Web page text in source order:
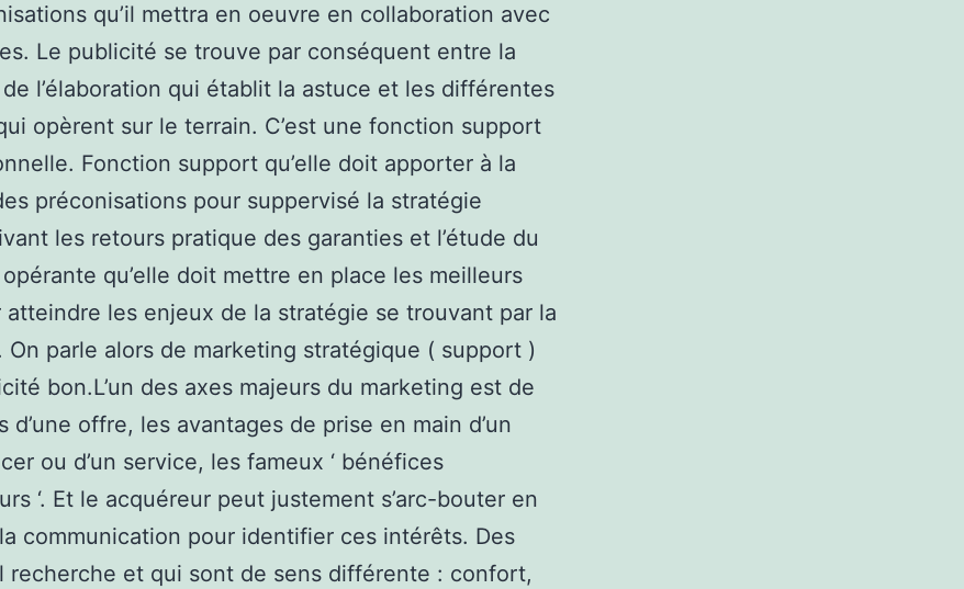
qu’il mettra en oeuvre en collaboration avec
Le publicité se trouve par conséquent entre la
l’élaboration qui établit la astuce et les différentes
opèrent sur le terrain. C’est une fonction support
Fonction support qu’elle doit apporter à la
préconisations pour suppervisé la stratégie
les retours pratique des garanties et l’étude du
qu’elle doit mettre en place les meilleurs
atteindre les enjeux de la stratégie se trouvant par la
On parle alors de marketing stratégique ( support )
bon.L’un des axes majeurs du marketing est de
d’une offre, les avantages de prise en main d’un
ou d’un service, les fameux ‘ bénéfices
‘. Et le acquéreur peut justement s’arc-bouter en
communication pour identifier ces intérêts. Des
recherche et qui sont de sens différente : confort,